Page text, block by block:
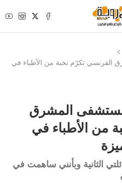
الفرنسي تكرّم نخبة من الأطباء في
مستشفى المشرق
من الأطباء في
الثانية وبأنني ساهمت في